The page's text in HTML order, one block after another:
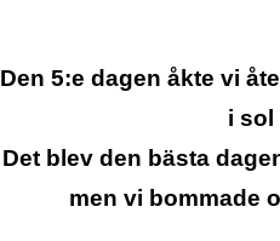
Den 5:e dagen åkte vi
i sol
Det blev den bästa
men vi bommade